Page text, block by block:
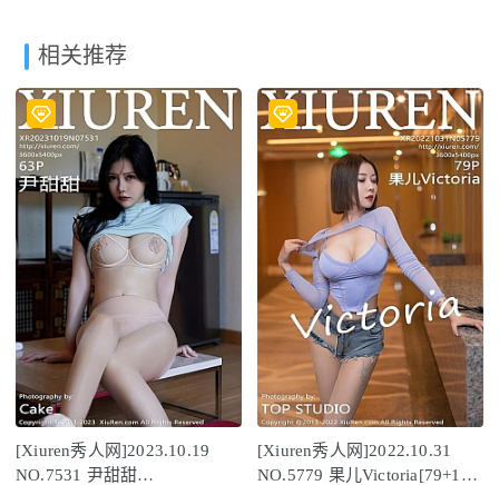
相关推荐
[Xiuren秀人网]2023.10.19
NO.7531 尹甜甜
[Xiuren秀人网]2022.10.31
NO.5779 果儿Victoria[79+1P